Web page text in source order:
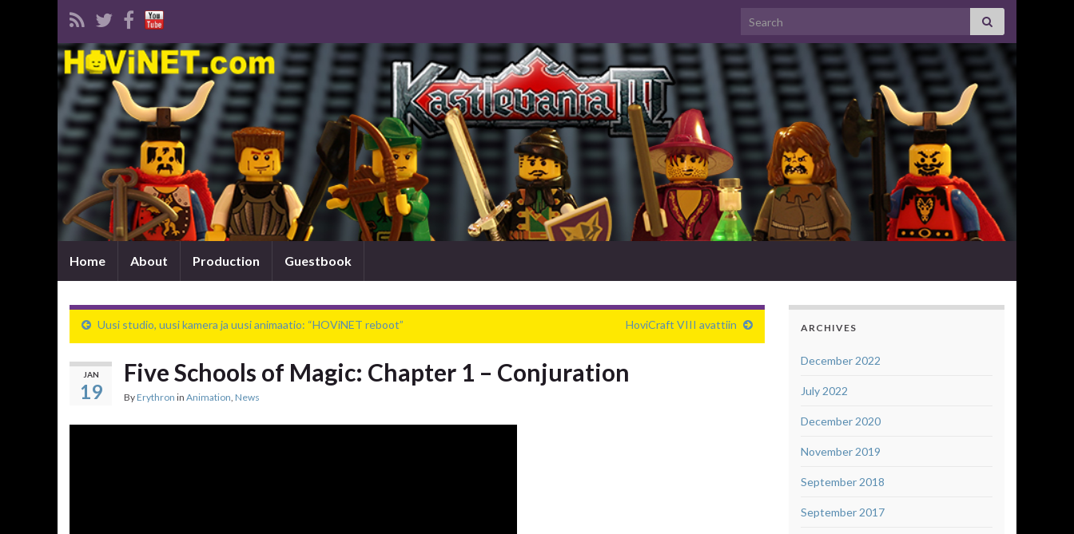
Search for:
Home About Production Guestbook
Uusi studio, uusi kamera ja uusi animaatio: “HOViNET reboot” HoviCraft VIII avattiin
JAN
19
Five Schools of Magic: Chapter 1 – Conjuration
ByErythron in Animation News
ARCHIVES
December 2022
July 2022
December 2020
November 2019
September 2018
September 2017